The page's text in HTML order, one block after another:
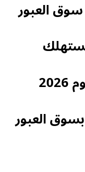
العبور
العبور